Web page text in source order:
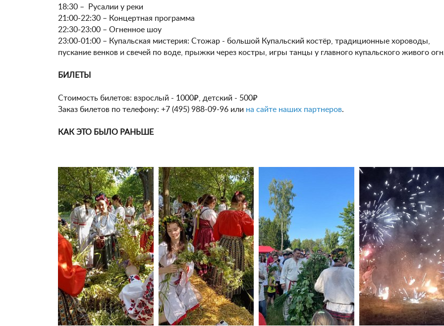
18:30 – Русалии у реки
21:00-22:30 – Концертная программа
22:30-23:00 – Огненное шоу
23:00-01:00 – Купальская мистерия: Стожар - большой Купальский костёр, традиционные хороводы,
пускание венков и свечей по воде, прыжки через костры, игры танцы у главного купальского живого
БИЛЕТЫ
Стоимость билетов: взрослый - 1000₽, детский - 500₽
Заказ билетов по телефону: +7 (495) 988-09-96 или на сайте наших партнеров.
КАК ЭТО БЫЛО РАНЬШЕ